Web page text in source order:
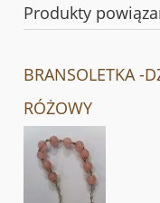
Produkty
BRANSOLETKA -
RÓŻOWY